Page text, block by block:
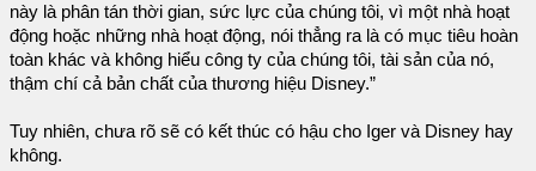
này là phân tán thời gian, sức lực của chúng tôi, vì một nhà hoạt
động hoặc những nhà hoạt động, nói thẳng ra là có mục tiêu hoàn
toàn khác và không hiểu công ty của chúng tôi, tài sản của nó,
thậm chí cả bản chất của thương hiệu Disney.”
Tuy nhiên, chưa rõ sẽ có kết thúc có hậu cho Iger và Disney hay
không.